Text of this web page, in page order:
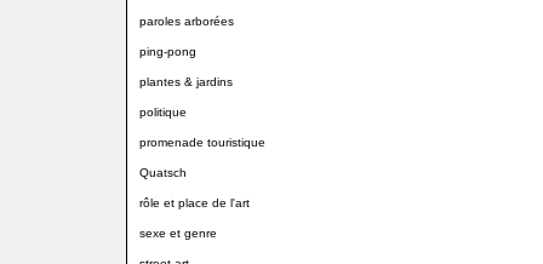
paroles arborées
ping-pong
plantes & jardins
politique
promenade touristique
Quatsch
rôle et place de l'art
sexe et genre